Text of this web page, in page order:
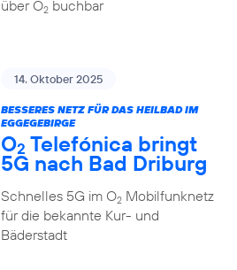
über O2buchbar
14. Oktober 2025
BESSERES NETZ FÜR DAS HEILBAD IM
EGGEGEBIRGE
O2 Telefónica bringt
5G nach Bad Driburg
Schnelles 5G im O2Mobilfunknetz
für die bekannte Kur- und
Bäderstadt